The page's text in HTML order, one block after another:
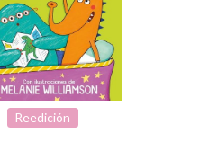
Reedición